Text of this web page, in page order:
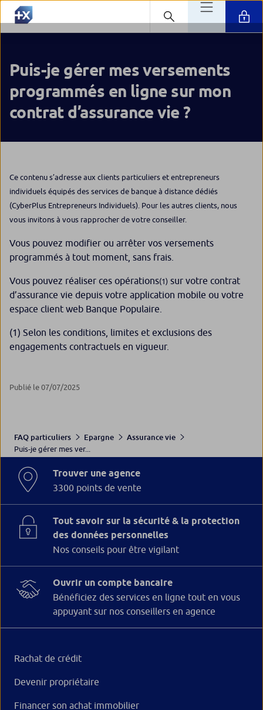
Puis-je gérer mes versements
programmés en ligne sur mon
contrat d’assurance vie ?
Ce contenu s’adresse aux clients particuliers et entrepreneurs
individuels équipés des services de banque à distance dédiés
(CyberPlus Entrepreneurs Individuels). Pour les autres clients, nous
vous invitons à vous rapprocher de votre conseiller.
Vous pouvez modifier ou arrêter vos versements
programmés à tout moment, sans frais.
Vous pouvez réaliser ces opérations(1) sur votre contrat
d’assurance vie depuis votre application mobile ou votre
espace client web Banque Populaire.
(1) Selon les conditions, limites et exclusions des
engagements contractuels en vigueur.
Publié le 07/07/2025
FAQ particuliers Epargne
Assurance vie
Puis-je gérer mes ver...
Trouver une agence
3300 points de vente
Tout savoir sur la sécurité & la protection
des données personnelles
Nos conseils pour être vigilant
Ouvrir un compte bancaire
Bénéficiez des services en ligne tout en vous
appuyant sur nos conseillers en agence
Rachat de crédit
Devenir propriétaire
Financer son achat immobilier